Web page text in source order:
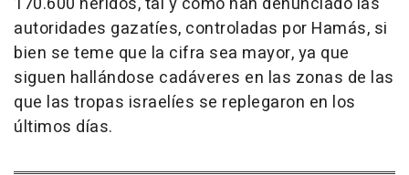
autoridades gazatíes, controladas por Hamás, si
bien se teme que la cifra sea mayor, ya que
siguen hallándose cadáveres en las zonas de las
que las tropas israelíes se replegaron en los
últimos días.